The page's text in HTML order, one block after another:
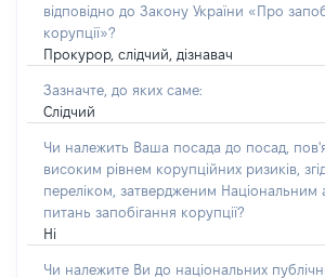
відповідно до Закону України «Про
корупції»?
Прокурор, слідчий, дізнавач
Зазначте, до яких саме:
Слідчий
Чи належить Ваша посада до посад,
високим рівнем корупційних ризиків,
переліком, затвердженим Національним
питань запобігання корупції?
Ні
Чи належите Ви до національних